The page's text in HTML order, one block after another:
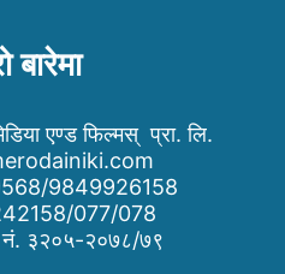
बारेमा
एण्ड फिल्मस् प्रा. लि.
9849926158
242158/077/078
नं. ३२०५-२०७८/७९